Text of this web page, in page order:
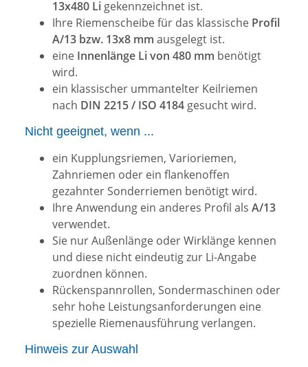
13x480 Li gekennzeichnet ist.
Ihre Riemenscheibe für das klassische Profil
A/13 bzw. 13x8 mm ausgelegt ist.
eine Innenlänge Li von 480 mm benötigt
wird.
ein klassischer ummantelter Keilriemen
nach DIN 2215 / ISO 4184 gesucht wird.
Nicht geeignet, wenn ...
ein Kupplungsriemen, Varioriemen,
Zahnriemen oder ein flankenoffen
gezahnter Sonderriemen benötigt wird.
Ihre Anwendung ein anderes Profil als A/13
verwendet.
Sie nur Außenlänge oder Wirklänge kennen
und diese nicht eindeutig zur Li-Angabe
zuordnen können.
Rückenspannrollen, Sondermaschinen oder
sehr hohe Leistungsanforderungen eine
spezielle Riemenausführung verlangen.
Hinweis zur Auswahl